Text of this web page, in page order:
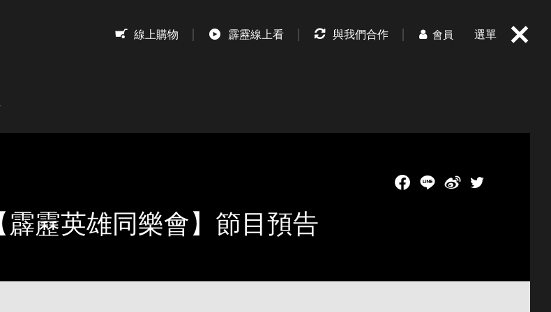
線上購物 霹靂線上看 與我們合作 會員 選單
Facebook
LINE 新浪微博
靂英雄同樂會】節目預告